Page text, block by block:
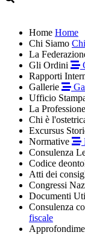
Home Home
Chi Siamo
La
Gli Ordini
Rapporti
Gallerie
Ufficio
La Professione
Chi è
Excursus
Normative
Consulenza
Codice
Atti dei
Congressi
Documenti
Consulenza
fiscale